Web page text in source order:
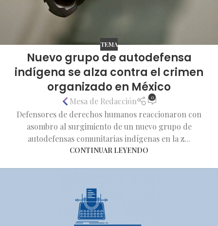
TEMA
Nuevo grupo de autodefensa
indígena se alza contra el crimen
organizado en México
Mesa de Redacción 0
Defensores de derechos humanos reaccionaron con
asombro al surgimiento de un nuevo grupo de
autodefensas comunitarias indígenas en la z...
CONTINUAR LEYENDO